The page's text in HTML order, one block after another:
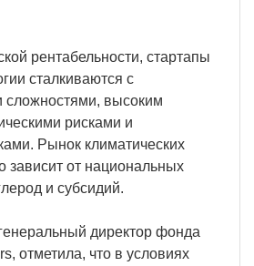
рентабельности, стартапы
сталкиваются с
сложностями, высоким
рисками и
Рынок климатических
зависит от национальных
и субсидий.
директор фонда
отметила, что в условиях